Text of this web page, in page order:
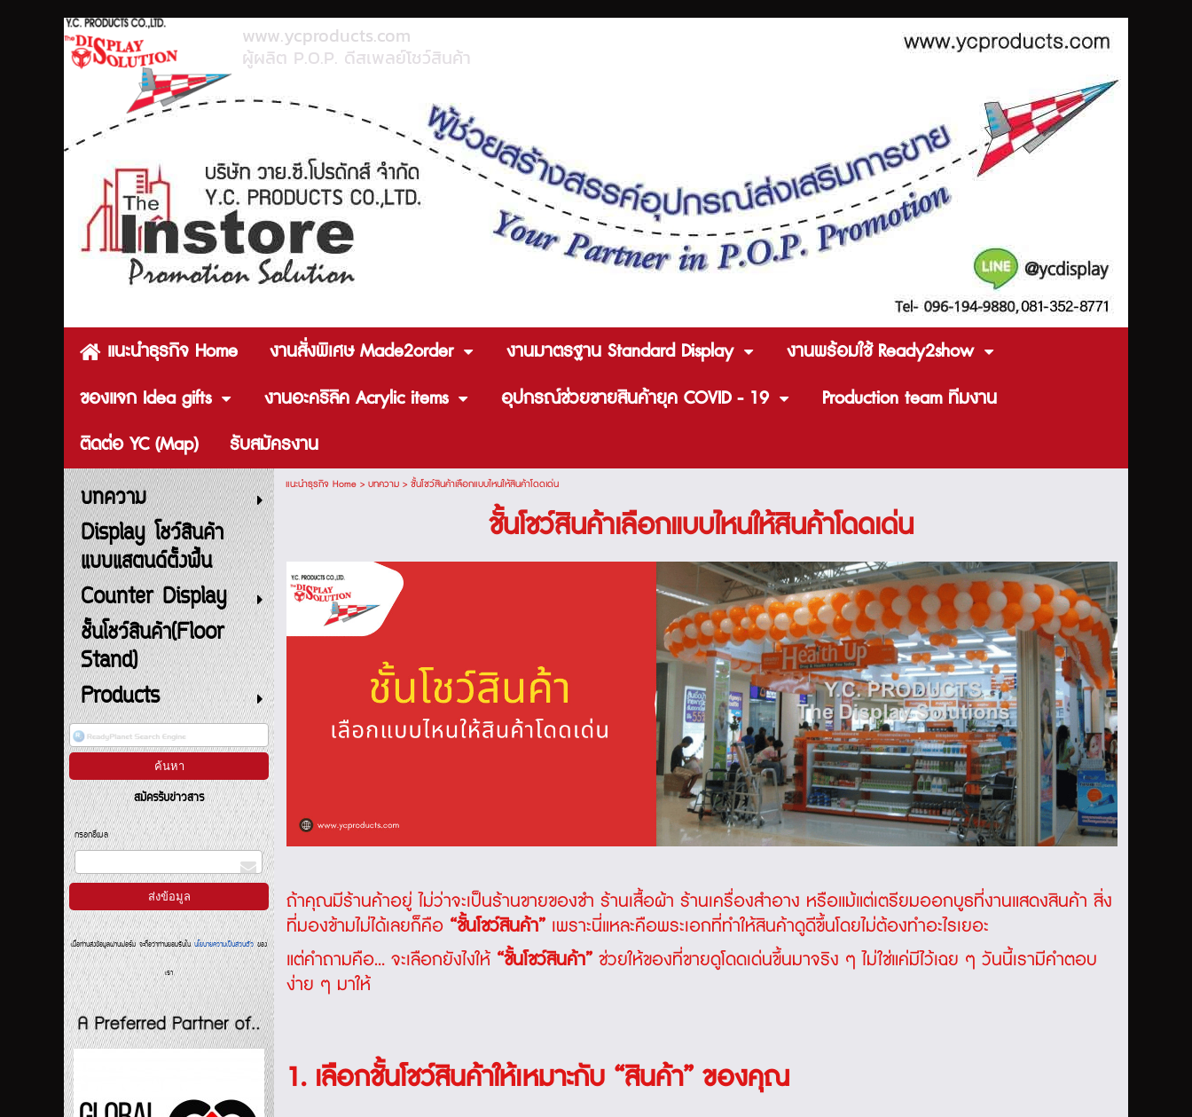
www.ycproducts.com
ผู้ผลิต P.O.P. ดีสเพลย์โชว์สินค้า
แนะนำธุรกิจ Home งานสั่งพิเศษ Made2order งานมาตรฐาน Standard Display
งานพร้อมใช้ Ready2show
ของแจก Idea gifts
งานอะคริลิค Acrylic items อุปกรณ์ช่วยขายสินค้ายุค COVID - 19
Production team ทีมงาน
ติดต่อ YC (Map)
รับสมัครงาน
บทความ
Display โชว์สินค้า
แบบแสตนด์ตั้งพื้น
Counter Display
ชั้นโชว์สินค้า(Floor
Stand)
Products
สมัครรับข่าวสาร
กรอกอีเมล
เมื่อท่านส่งข้อมูลผ่านฟอร์ม จะถือว่าท่านยอมรับในนโยบายความเป็นส่วนตัวของ
เรา
แนะนำธุรกิจ Home> บทความ> ชั้นโชว์สินค้าเลือกแบบไหนให้สินค้าโดดเด่น
ชั้นโชว์สินค้าเลือกแบบไหนให้สินค้าโดดเด่น
ถ้าคุณมีร้านค้าอยู่ ไม่ว่าจะเป็นร้านขายของชำ ร้านเสื้อผ้า ร้านเครื่องสำอาง หรือแม้แต่เตรียมออกบูธที่งานแสดงสินค้า สิ่ง
ที่มองข้ามไม่ได้เลยก็คือ “ชั้นโชว์สินค้า” เพราะนี่แหละคือพระเอกที่ทำให้สินค้าดูดีขึ้นโดยไม่ต้องทำอะไรเยอะ
แต่คำถามคือ... จะเลือกยังไงให้ “ชั้นโชว์สินค้า” ช่วยให้ของที่ขายดูโดดเด่นขึ้นมาจริง ๆ ไม่ใช่แค่มีไว้เฉย ๆ วันนี้เรามีคำตอบ
ง่าย ๆ มาให้
1. เลือกชั้นโชว์สินค้าให้เหมาะกับ “สินค้า” ของคุณ